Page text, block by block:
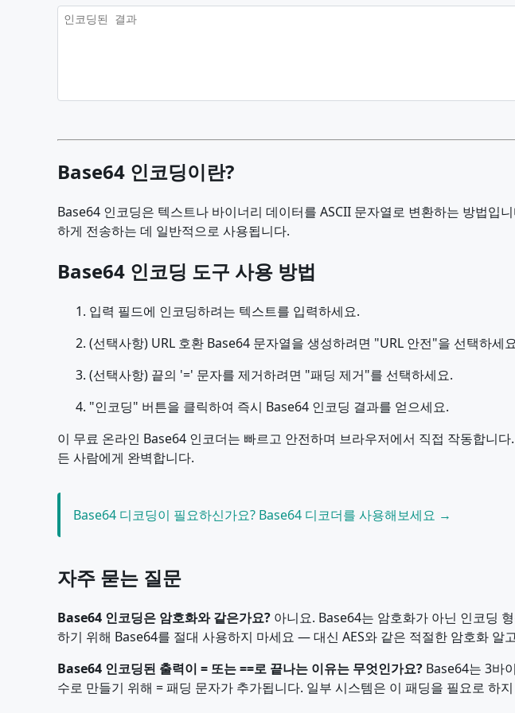
Base64 인코딩이란?
Base64 인코딩은 텍스트나 바이너리 데이터를 ASCII 문자열로 변환하는 방법입
하게 전송하는 데 일반적으로 사용됩니다.
Base64 인코딩 도구 사용 방법
입력 필드에 인코딩하려는 텍스트를 입력하세요.
(선택사항) URL 호환 Base64 문자열을 생성하려면 "URL 안전"을 선택하세
(선택사항) 끝의 '=' 문자를 제거하려면 "패딩 제거"를 선택하세요.
"인코딩" 버튼을 클릭하여 즉시 Base64 인코딩 결과를 얻으세요.
이 무료 온라인 Base64 인코더는 빠르고 안전하며 브라우저에서 직접 작동합니
든 사람에게 완벽합니다.
Base64 디코딩이 필요하신가요? Base64 디코더를 사용해보세요 →
자주 묻는 질문
Base64 인코딩은 암호화와 같은가요? 아니요. Base64는 암호화가 아닌 인코딩
하기 위해 Base64를 절대 사용하지 마세요 — 대신 AES와 같은 적절한 암호화 알
Base64 인코딩된 출력이 = 또는 ==로 끝나는 이유는 무엇인가요? Base64는 3바
수로 만들기 위해 = 패딩 문자가 추가됩니다. 일부 시스템은 이 패딩을 필요로 하